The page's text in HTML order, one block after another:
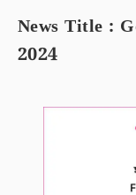
News Title :
2024